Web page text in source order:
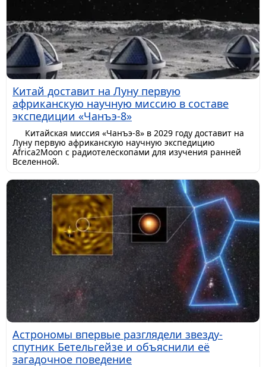
Китай доставит на Луну первую
африканскую научную миссию в составе
экспедиции «Чанъэ-8»
Китайская миссия «Чанъэ-8» в 2029 году доставит на
Луну первую африканскую научную экспедицию
Africa2Moon с радиотелескопами для изучения ранней
Вселенной.
Астрономы впервые разглядели звезду-
спутник Бетельгейзе и объяснили её
загадочное поведение